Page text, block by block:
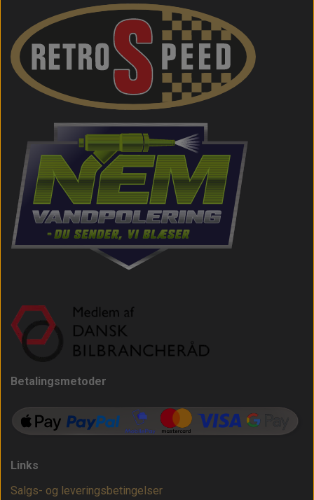
Betalingsmetoder
Links
Salgs- og leveringsbetingelser